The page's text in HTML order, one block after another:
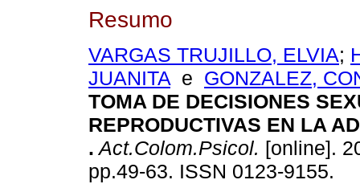
Resumo
VARGAS TRUJILLO, ELVIA;
JUANITA e GONZALEZ,
TOMA DE DECISIONES
REPRODUCTIVAS EN LA
. Act.Colom.Psicol. [online].
pp.49-63. ISSN 0123-9155.